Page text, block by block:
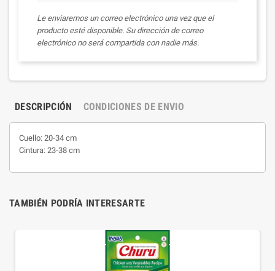
Le enviaremos un correo electrónico una vez que el
producto esté disponible. Su dirección de correo
electrónico no será compartida con nadie más.
DESCRIPCIÓN CONDICIONES DE ENVIO
Cuello: 20-34 cm
Cintura: 23-38 cm
TAMBIÉN PODRÍA INTERESARTE